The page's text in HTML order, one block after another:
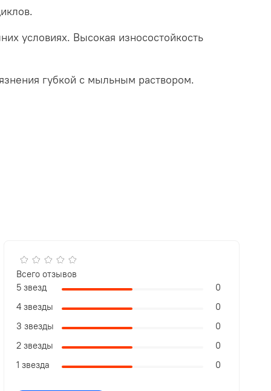
условиях. Высокая износостойкость
губкой с мыльным раствором.
Всего отзывов
5 звезд
0
4 звезды
0
3 звезды
0
2 звезды
0
1 звезда
0